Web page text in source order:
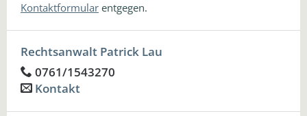
Kontaktformular entgegen.
Rechtsanwalt Patrick Lau
0761/1543270
Kontakt